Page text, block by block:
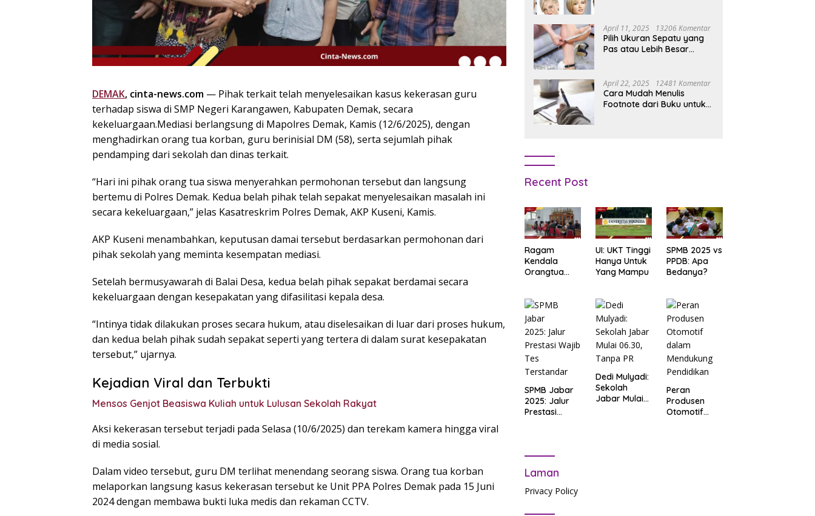
DEMAK, cinta-news.com — Pihak terkait telah menyelesaikan kasus kekerasan guru
terhadap siswa di SMP Negeri Karangawen, Kabupaten Demak, secara
kekeluargaan.Mediasi berlangsung di Mapolres Demak, Kamis (12/6/2025), dengan
menghadirkan orang tua korban, guru berinisial DM (58), serta sejumlah pihak
pendamping dari sekolah dan dinas terkait.
“Hari ini pihak orang tua siswa menyerahkan permohonan tersebut dan langsung
bertemu di Polres Demak. Kedua belah pihak telah sepakat menyelesaikan masalah ini
secara kekeluargaan,” jelas Kasatreskrim Polres Demak, AKP Kuseni, Kamis.
AKP Kuseni menambahkan, keputusan damai tersebut berdasarkan permohonan dari
pihak sekolah yang meminta kesempatan mediasi.
Setelah bermusyawarah di Balai Desa, kedua belah pihak sepakat berdamai secara
kekeluargaan dengan kesepakatan yang difasilitasi kepala desa.
“Intinya tidak dilakukan proses secara hukum, atau diselesaikan di luar dari proses hukum,
dan kedua belah pihak sudah sepakat seperti yang tertera di dalam surat kesepakatan
tersebut,” ujarnya.
Kejadian Viral dan Terbukti
Mensos Genjot Beasiswa Kuliah untuk Lulusan Sekolah Rakyat
Aksi kekerasan tersebut terjadi pada Selasa (10/6/2025) dan terekam kamera hingga viral
di media sosial.
Dalam video tersebut, guru DM terlihat menendang seorang siswa. Orang tua korban
melaporkan langsung kasus kekerasan tersebut ke Unit PPA Polres Demak pada 15 Juni
2024 dengan membawa bukti luka medis dan rekaman CCTV.
April 11, 2025 13206 Komentar
Pilih Ukuran Sepatu yang
Pas atau Lebih Besar
April 22, 2025 12481 Komentar
Cara Mudah Menulis
Footnote dari Buku untuk
Recent Post
Ragam
Kendala
Orangtua
Jakarta
2025: Salah
Input Data
hingga Lupa
Password
UI: UKT Tinggi
Hanya Untuk
Yang Mampu
SPMB 2025 vs
PPDB: Apa
Bedanya?
SPMB Jabar
2025: Jalur
Prestasi
Dedi Mulyadi:
Sekolah
Jabar Mulai
Peran
Produsen
Otomotif
Laman
Privacy Policy